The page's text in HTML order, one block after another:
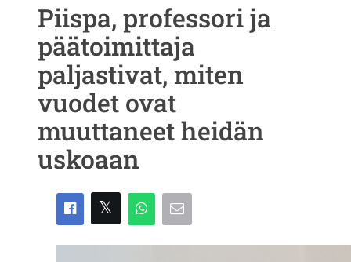
Piispa, professori ja
päätoimittaja
paljastivat, miten
vuodet ovat
muuttaneet heidän
uskoaan